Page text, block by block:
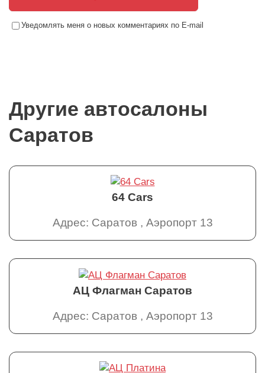
Уведомлять меня о новых комментариях по E-mail
Другие автосалоны
Саратов
64 Cars
Адрес: Саратов , Аэропорт 13
АЦ Флагман Саратов
Адрес: Саратов , Аэропорт 13